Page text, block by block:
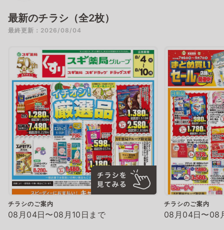
最新のチラシ（全2枚）
最終更新：2026/08/04
チラシのご案内
08月04日〜08月10日まで
チラシのご案内
08月04日〜08